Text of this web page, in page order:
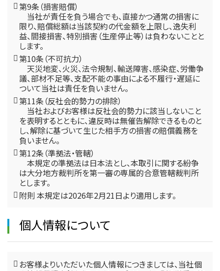
第9条（損害賠償）
当社が責任を負う場合でも、直接かつ通常の損害に
限り、賠償総額は当該契約の代金額を上限し、逸失利
益、間接損害、特別損害（生産停止等）は負わないことと
します。
第10条（不可抗力）
天災地変、火災、法令規制、輸送障害、感染症、労働争
議、部材不足等、支配不能の事由による不履行・遅延に
ついて当社は責任を負いません。
第11条（反社会的勢力の排除）
当社およびお客様は反社会的勢力に該当しないこと
を表明するとともに、違反時は無催告解除できるものと
し、解除に基づいて生じた相手方の損害の賠償義務を
負いません。
第12条（準拠法・管轄）
本規定の準拠法は日本法とし、本取引に関する紛争
は大分地方裁判所を第一審の専属的合意管轄裁判所
とします。
附則 本規定は2026年2月21日より適用します。
個人情報について
お客様よりいただいた個人情報につきましては、当社個